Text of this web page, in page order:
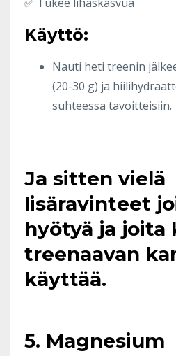
Käyttö:
Nauti heti treenin
(20-30 g) ja
suhteessa tavoitteisiin.
Ja sitten vielä
lisäravinteet
hyötyä ja joita
treenaavan
käyttää.
5. Magnesium